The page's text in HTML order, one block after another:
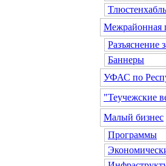
Межрайонная
Разъяснение
Баннеры
УФАС по
"Теучежские
Малый бизнес
Программы